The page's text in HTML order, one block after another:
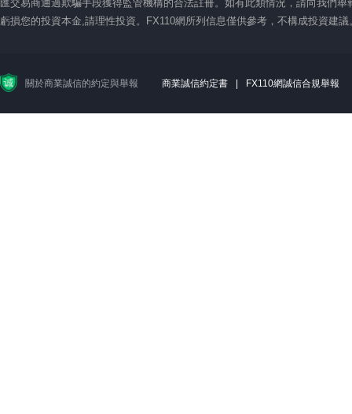
匯交易商通過欺騙手段獲得監管機構的合法註冊。如有此類情況，請向我們
虧損您的投資本金,請理性投資。FX110網所列信息僅供參考，不構成投資建
關於商業誠信的約定與舉報 商業誠信約定書 | FX110網誠信合規舉報